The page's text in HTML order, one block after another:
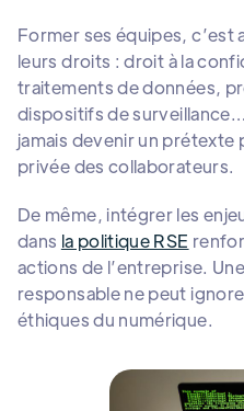
Former ses équipes,
leurs droits : droit à la
traitements de données,
dispositifs de
jamais devenir un
privée des collaborateurs.
De même, intégrer les
dans la politique RSE
actions de l’entreprise.
responsable ne peut
éthiques du numérique.